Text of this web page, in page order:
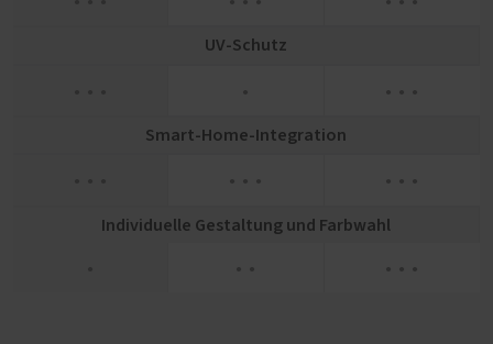
UV-Schutz
Smart-Home-Integration
Individuelle Gestaltung und Farbwahl